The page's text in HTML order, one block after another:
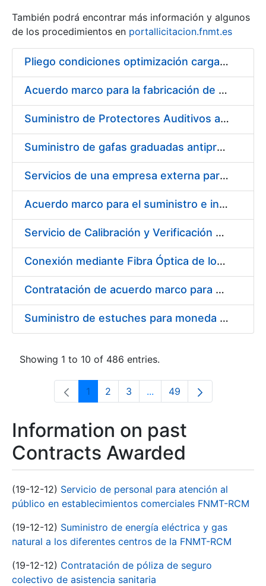
Show/Hide
También podrá encontrar más información y algunos
de los procedimientos en portallicitacion.fnmt.es
Pliego condiciones optimización cargas compras firmado
Acuerdo marco para la fabricación de piezas
Suministro de Protectores Auditivos a medida para las personas trabajadoras de los Centros de Trabajo de Madrid y Burgos
Suministro de gafas graduadas antiproyecciones para los trabajadores de la FNMT-RCM en los centros de trabajo de Madrid y Burgos
Servicios de una empresa externa para el asesoramiento y resolución de los recursos de alzada que se presentan relacionados con procesos de selección para la FNMT-RCM
Acuerdo marco para el suministro e instalación de persianas, estores y otros complementos
Servicio de Calibración y Verificación Externa de los Equipos de Medición del Servicio de Prevención de la FNMT-RCM
Conexión mediante Fibra Óptica de los Centros de Proceso de Datos (CPDs) de las sedes de la FNMT-RCM de Burgos y Madrid
Contratación de acuerdo marco para el Suministro de Material de Electricidad para la Fábrica Nacional de Moneda y Timbre-Real Casa de la Moneda en su centro de trabajo de Burgos
Suministro de estuches para moneda de 30 €
Showing 1 to 10 of 486 entries.
Page
1 Page
2 Page
3 ...Intermediate Pages Use
Page
49
Information on past
Contracts Awarded
(19-12-12) Servicio de personal para atención al
público en establecimientos comerciales FNMT-RCM
(19-12-12) Suministro de energía eléctrica y gas
natural a los diferentes centros de la FNMT-RCM
(19-12-12) Contratación de póliza de seguro
colectivo de asistencia sanitaria